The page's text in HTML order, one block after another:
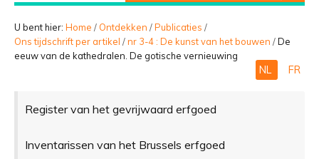
BELEVEN
Geavanceerd
zoeken...
U bent hier: Home / Ontdekken /Publicaties /
Ons tijdschrift per artikel /nr 3-4 : De kunst van het bouwen /De
eeuw van de kathedralen. De gotische vernieuwing
NL FR
Register van het gevrijwaard erfgoed
Inventarissen van het Brussels erfgoed